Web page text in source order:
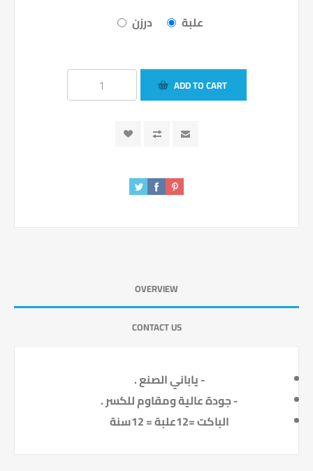
درزن علبة
ADD TO CART
OVERVIEW
CONTACT US
- ياباني الصنع .
- جودة عالية ومقاوم للكسر .
الباكت =12علبة = 12سنة